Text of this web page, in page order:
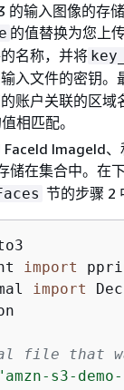
的输入图像的存
的值替换为您上
名称，并将
入文件的密钥。
账户关联的区域
相匹配。
ImageId
储在集合中。在
节的步骤 2
import
import
file that
s3-